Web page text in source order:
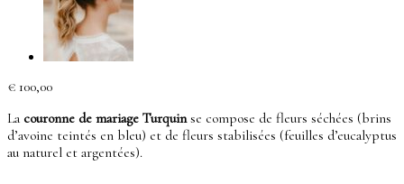
€ 100,00
La couronne de mariage Turquinse compose de fleurs séchées (brins
d’avoine teintés en bleu) et de fleurs stabilisées (feuilles d’eucalyptus
au naturel et argentées).